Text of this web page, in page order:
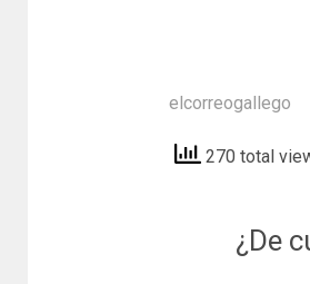
elcorreogallego
270 total
¿De